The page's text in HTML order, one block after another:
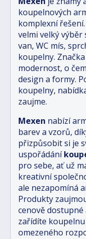
koupelnových
komplexní
velmi velký výběr
van, WC mís,
koupelny. Značka
modernost, o
design a formy.
koupelny,
zaujme.
Mexen nabízí
barev a vzorů,
přizpůsobit si je
uspořádání
pro sebe, ať už
kreativní
ale nezapomíná
Produkty
cenově dostupné
zařídíte
omezeného